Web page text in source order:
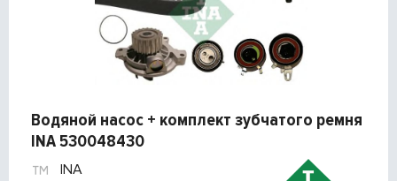
Водяной насос + комплект зубчатого ремня
INA 530048430
INA